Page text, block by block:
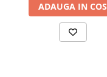
ADAUGA IN COS